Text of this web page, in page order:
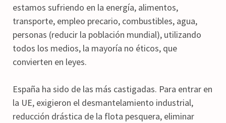
estamos sufriendo en la energía, alimentos,
transporte, empleo precario, combustibles, agua,
personas (reducir la población mundial), utilizando
todos los medios, la mayoría no éticos, que
convierten en leyes.
España ha sido de las más castigadas. Para entrar en
la UE, exigieron el desmantelamiento industrial,
reducción drástica de la flota pesquera, eliminar